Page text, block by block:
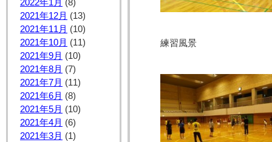
2022年1月 (8)
2021年12月 (13)
2021年11月 (10)
2021年10月 (11)
2021年9月 (10)
2021年8月 (7)
2021年7月 (11)
2021年6月 (8)
2021年5月 (10)
2021年4月 (6)
2021年3月 (1)
練習風景